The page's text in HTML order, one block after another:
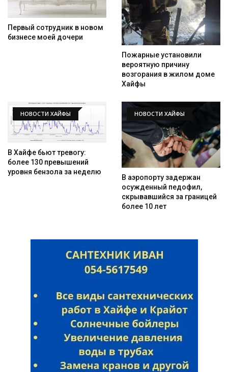
Первый сотрудник в новом
бизнесе моей дочери
Пожарные установили
вероятную причину
возгорания в жилом доме
Хайфы
НОВОСТИ ХАЙФЫ
В Хайфе бьют тревогу:
более 130 превышений
уровня бензола за неделю
НОВОСТИ ХАЙФЫ
В аэропорту задержан
осужденный педофил,
скрывавшийся за границей
более 10 лет